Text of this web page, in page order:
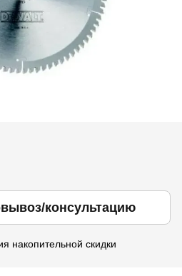
консультацию
накопительной скидки